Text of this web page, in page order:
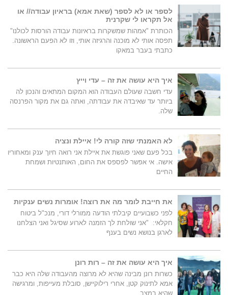
לספר או לא לספר (שאת אמא) בראיון עבודה// או
אל תקראו לי שקרנית
הכותרת "אמהות שמשקרות בראיונות עבודה הורסות לכולנו"
תפסה אותי לא מוכנה והרגיזה אותי, וזו לא הפעם הראשונה.
כתבתי בעבר במאקו
איך היא עושה את זה – עדי וייץ
עדי חשבה שעולם העבודה הוא המקום המתאים והנכון לה
ביותר עד שאיבדה את עבודתה, ואתה גם את מקור הפרנסה
שלה.
לא האמנתי שזה קורה לי! איילת ונציה
בכל פעם שאני פוגשת את איילת אני רואה חיוך ענק ומאחוריו
אישה. אי אפשר לפספס את החום, האותנטיות ושמחת
החיים
את חייבת לומר מה את רוצה! אומרות נשים ענקיות
לפני כשבועיים קיבלתי הודעה ממורלי דורי, מנכ"ל ביטוח
חקלאי: "אני שולחת לך הזמנה לארוע שסיגל ואני הצלחנו
לארגן בנושא נשים בענף
איך היא עושה את זה – רות רונן
כשרות רונן מבינה שהיא לא מרוצה מהעבודה שלה היא כבר
אמא לתינוק קטן, אחרי רילוקיישן, סובלת מעייפות, ומרגישה
שהיא במצב